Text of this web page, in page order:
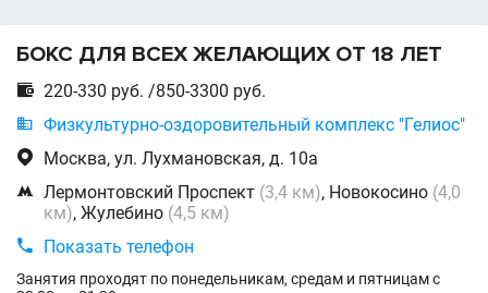
БОКС ДЛЯ ВСЕХ ЖЕЛАЮЩИХ ОТ 18 ЛЕТ
 220-330 руб. /850-3300 руб.
 Физкультурно-оздоровительный комплекс "Гелиос"
 Москва, ул. Лухмановская, д. 10а
 Лермонтовский Проспект (3,4 км), Новокосино (4,0
км), Жулебино (4,5 км)
 Показать телефон
Занятия проходят по понедельникам, средам и пятницам с